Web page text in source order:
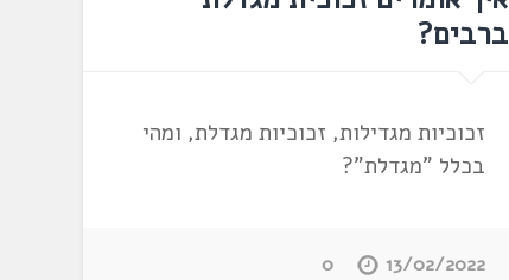
ברבים?
זכוכיות מגדילות, זכוכיות מגדלת, ומהי
בכלל "מגדלת"?
13/02/2022
0